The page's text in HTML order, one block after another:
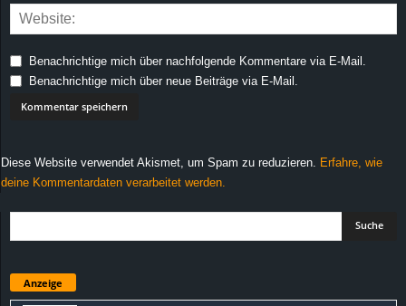
Benachrichtige mich über nachfolgende Kommentare via E-Mail.
Benachrichtige mich über neue Beiträge via E-Mail.
Diese Website verwendet Akismet, um Spam zu reduzieren.
Erfahre, wie
deine Kommentardaten verarbeitet werden.
Anzeige